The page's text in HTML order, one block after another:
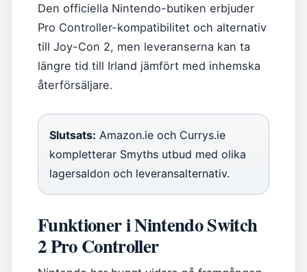
Den officiella Nintendo-butiken erbjuder
Pro Controller-kompatibilitet och alternativ
till Joy-Con 2, men leveranserna kan ta
längre tid till Irland jämfört med inhemska
återförsäljare.
Slutsats: Amazon.ie och Currys.ie
kompletterar Smyths utbud med olika
lagersaldon och leveransalternativ.
Funktioner i Nintendo Switch
2 Pro Controller